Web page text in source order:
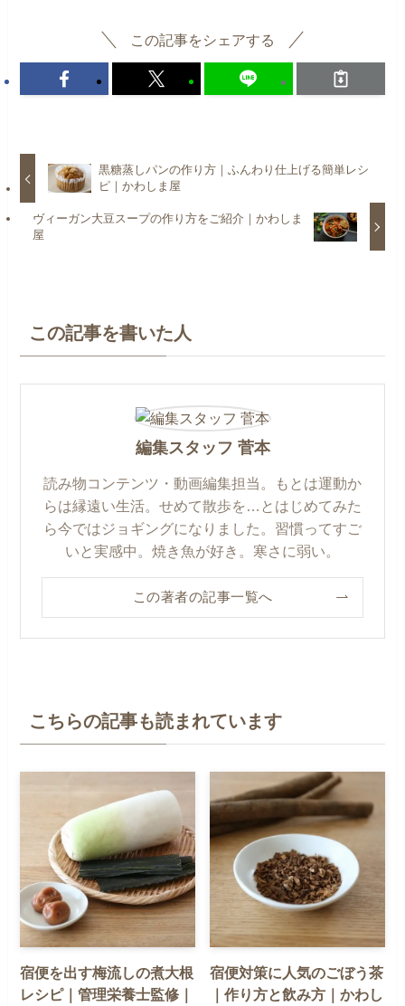
この記事をシェアする
黒糖蒸しパンの作り方｜ふんわり仕上げる簡単レシ
ピ｜かわしま屋
ヴィーガン大豆スープの作り方をご紹介｜かわしま
屋
この記事を書いた人
編集スタッフ 菅本
読み物コンテンツ・動画編集担当。もとは運動か
らは縁遠い生活。せめて散歩を…とはじめてみた
ら今ではジョギングになりました。習慣ってすご
いと実感中。焼き魚が好き。寒さに弱い。
この著者の記事一覧へ
こちらの記事も読まれています
宿便を出す梅流しの煮大根
レシピ｜管理栄養士監修｜
宿便対策に人気のごぼう茶
｜作り方と飲み方｜かわし